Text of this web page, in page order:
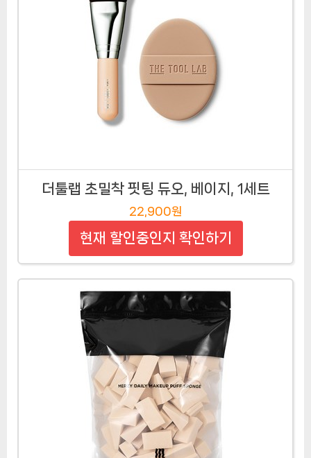
더툴랩 초밀착 핏팅 듀오, 베이지, 1세트
22,900원
현재 할인중인지 확인하기